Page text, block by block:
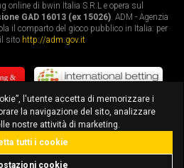
online di bwin Italia S.R.L e opera sul
GAD 16013 (ex 15026). ADM - Agenzia
il comparto del gioco pubblico in Italia: per
sito http://adm.gov.it
scarica l'app
l'utente accetta di memorizzare i
la navigazione del sito, analizzare
nostre attività di marketing.
cookie
tutti i cookie